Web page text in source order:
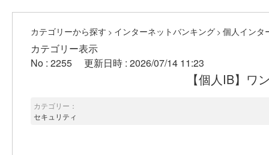
カテゴリーから探す > インターネットバンキング > 個人インタ
カテゴリー表示
No : 2255
更新日時 : 2026/07/14 11:23
【個人IB】ワ
カテゴリー：
セキュリティ